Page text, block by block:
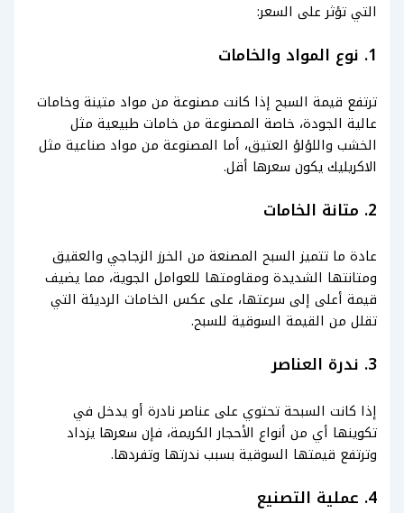
التي تؤثر على السعر:
1. نوع المواد والخامات
ترتفع قيمة السبح إذا كانت مصنوعة من مواد متينة وخامات
عالية الجودة، خاصة المصنوعة من خامات طبيعية مثل
الخشب واللؤلؤ العتيق، أما المصنوعة من مواد صناعية مثل
الاكريليك يكون سعرها أقل.
2. متانة الخامات
عادة ما تتميز السبح المصنعة من الخرز الزجاجي والعقيق
ومتانتها الشديدة ومقاومتها للعوامل الجوية، مما يضيف
قيمة أعلى إلى سرعتها، على عكس الخامات الرديئة التي
تقلل من القيمة السوقية للسبح.
3. ندرة العناصر
إذا كانت السبحة تحتوي على عناصر نادرة أو يدخل في
تكوينها أي من أنواع الأحجار الكريمة، فإن سعرها يزداد
وترتفع قيمتها السوقية بسبب ندرتها وتفردها.
4. عملية التصنيع